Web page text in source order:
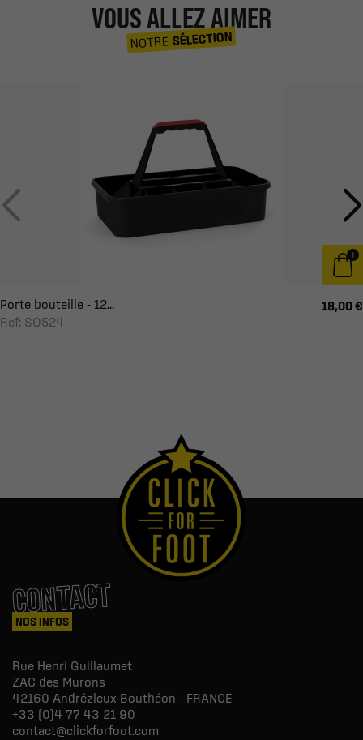
VOUS ALLEZ AIMER
NOTRESÉLECTION
Porte bouteille - 12...
Ref: SO524
18,00 €
CONTACT
NOS INFOS
Rue Henri Guillaumet
ZAC des Murons
42160 Andrézieux-Bouthéon - FRANCE
+33 (0)4 77 43 21 90
contact@clickforfoot.com